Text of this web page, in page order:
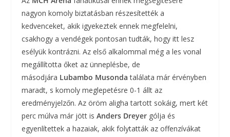
nagyon komoly biztatásban részesítették a
kedvenceket, akik igyekeztek ennek megfelelni,
csakhogy a vendégek pontosan tudták, hogy itt lesz
esélyük kontrázni. Az első alkalommal még a les vonal
megállította őket az ünneplésbe, de
másodjára Lubambo Musonda találata már érvényben
maradt, s komoly meglepetésre 0-1 állt az
eredményjelzőn. Az öröm aligha tartott sokáig, mert két
perc múlva már jött isAnders Dreyer gólja és
egyenlítettek a hazaiak, akik folytatták az offenzívákat